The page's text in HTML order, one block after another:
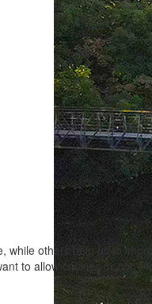
others help us to
to allow cookies or not.